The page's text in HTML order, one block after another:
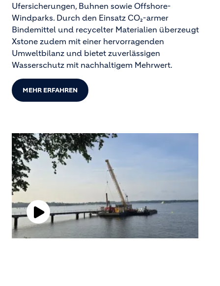
Ufersicherungen, Buhnen sowie Offshore-
Windparks. Durch den Einsatz CO₂-armer
Bindemittel und recycelter Materialien überzeugt
Xstone zudem mit einer hervorragenden
Umweltbilanz und bietet zuverlässigen
Wasserschutz mit nachhaltigem Mehrwert.
MEHR ERFAHREN
P